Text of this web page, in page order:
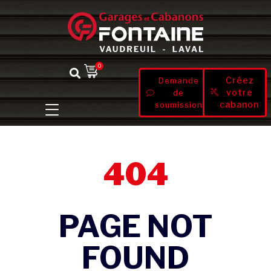
0
Demande
de
soumission
Créez
votre
cabanon
404
PAGE NOT
FOUND